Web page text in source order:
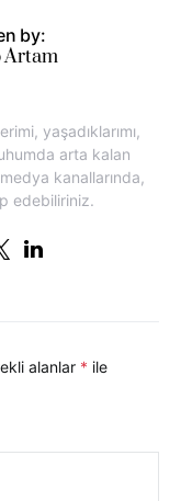
by:
Artam
yaşadıklarımı,
arta kalan
kanallarında,
edebiliriniz.
alanlar * ile